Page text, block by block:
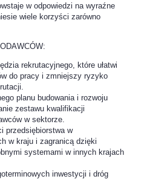
w odpowiedzi na wyraźne
wiele korzyści zarówno
rekrutacyjnego, które ułatwi
do pracy i zmniejszy ryzyko
planu budowania i rozwoju
zestawu kwalifikacji
w sektorze.
przedsiębiorstwa w
w kraju i zagranicą dzięki
systemami w innych krajach
inwestycji i dróg